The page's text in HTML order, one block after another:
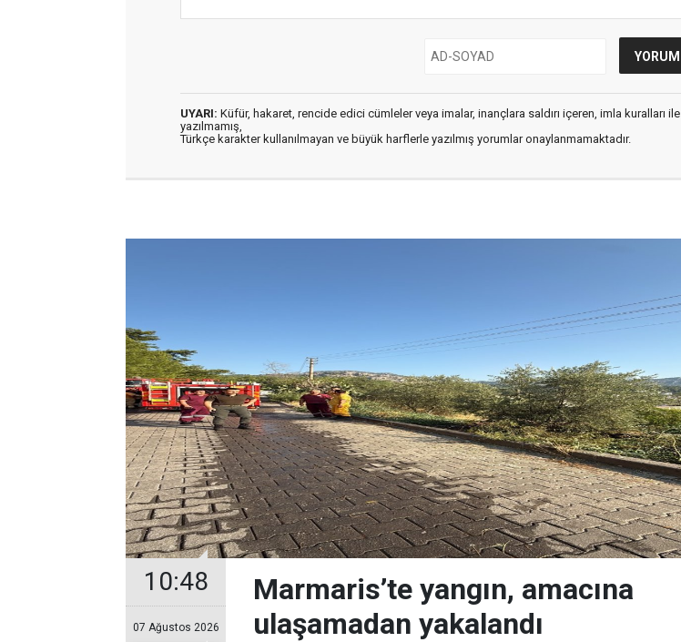
UYARI: Küfür, hakaret, rencide edici cümleler veya imalar, inançlara saldırı içeren, imla kuralları ile
yazılmamış,
Türkçe karakter kullanılmayan ve büyük harflerle yazılmış yorumlar onaylanmamaktadır.
10:48
07 Ağustos 2026
Marmaris’te yangın, amacına
ulaşamadan yakalandı